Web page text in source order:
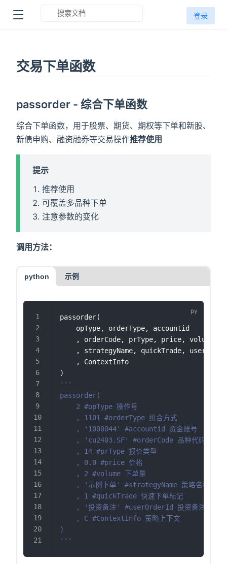
登录
交易下单函数
passorder - 综合下单函数
综合下单函数，用于股票、期货、期权等下单和新股、
新债申购、融资融券等交易操作推荐使用
提示
推荐使用
可覆盖多品种下单
注意参数的变化
调用方法：
python 示例
passorder(
    opType, orderType, accountid
    , orderCode, prType, price, volume
, strategyName, quickTrade,
    , ContextInfo
)
'''
passorder(
    2 #opType 操作号
    , 1101 #orderType 组合方式
    , '1000044' #accountid 资金账号
    , 'cu2403.SF' #orderCode 品种代码
    , 14 #prType 报价类型
    , 0.0 #price 价格
    , 2 #volume 下单量
    , '示例下单' #strategyName 策略名称
    , 1 #quickTrade 快速下单标记
    , '投资备注' #userOrderId 投资备注
    , C #ContextInfo 策略上下文
)
'''